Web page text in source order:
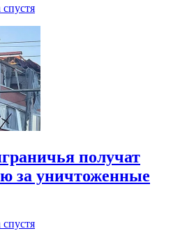
спустя
получат
за уничтоженные
спустя